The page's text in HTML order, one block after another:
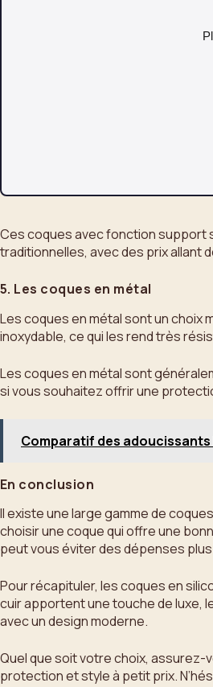
Ces coques avec fonction support
traditionnelles, avec des prix allant
5. Les coques en métal
Les coques en métal sont un choix
inoxydable, ce qui les rend très
Les coques en métal sont
si vous souhaitez offrir une
Comparatif des
En conclusion
Il existe une large gamme de
choisir une coque qui offre une
peut vous éviter des dépenses
Pour récapituler, les coques en
cuir apportent une touche de luxe,
avec un design moderne.
Quel que soit votre choix,
protection et style à petit prix.